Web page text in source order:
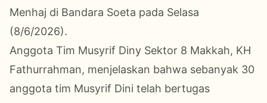
Menhaj di Bandara Soeta pada Selasa
(8/6/2026).
Anggota Tim Musyrif Diny Sektor 8 Makkah, KH
Fathurrahman, menjelaskan bahwa sebanyak 30
anggota tim Musyrif Dini telah bertugas